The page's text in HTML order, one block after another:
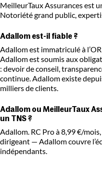
MeilleurTaux Assurances est
Notoriété grand public,
Adallom est-il fiable ?
Adallom est immatriculé à
Adallom est soumis aux
: devoir de conseil,
continue. Adallom existe
milliers de clients.
Adallom ou MeilleurTaux
un TNS ?
Adallom. RC Pro à 8,99 €/
dirigeant — Adallom couvre
indépendants.